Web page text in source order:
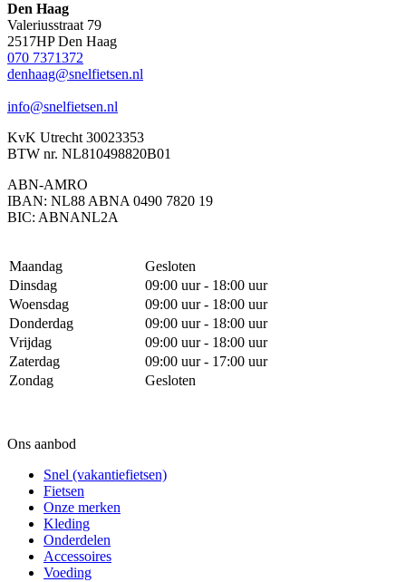
Den Haag
Valeriusstraat 79
2517HP Den Haag
070 7371372
denhaag@snelfietsen.nl
info@snelfietsen.nl
KvK Utrecht 30023353
BTW nr. NL810498820B01
ABN-AMRO
IBAN: NL88 ABNA 0490 7820 19
BIC: ABNANL2A
Maandag
Gesloten
Dinsdag
09:00 uur - 18:00 uur
Woensdag
09:00 uur - 18:00 uur
Donderdag
09:00 uur - 18:00 uur
Vrijdag
09:00 uur - 18:00 uur
Zaterdag
09:00 uur - 17:00 uur
Zondag
Gesloten
Ons aanbod
Snel (vakantiefietsen)
Fietsen
Onze merken
Kleding
Onderdelen
Accessoires
Voeding